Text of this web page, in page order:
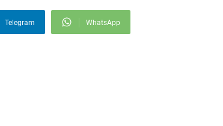
Telegram WhatsApp